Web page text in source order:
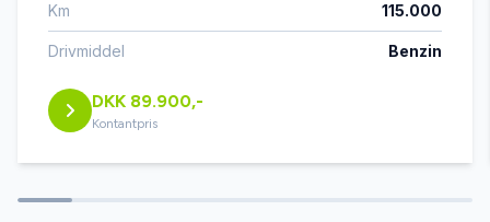
højdejusterbart førersæde
håndfri til mobil
Km 115.000
Drivmiddel Benzin
DKK 89.900,-
Kontantpris